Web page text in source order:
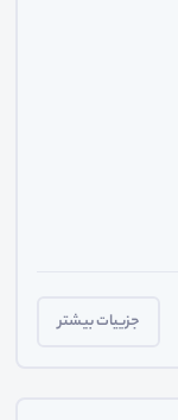
جزییات بیشتر